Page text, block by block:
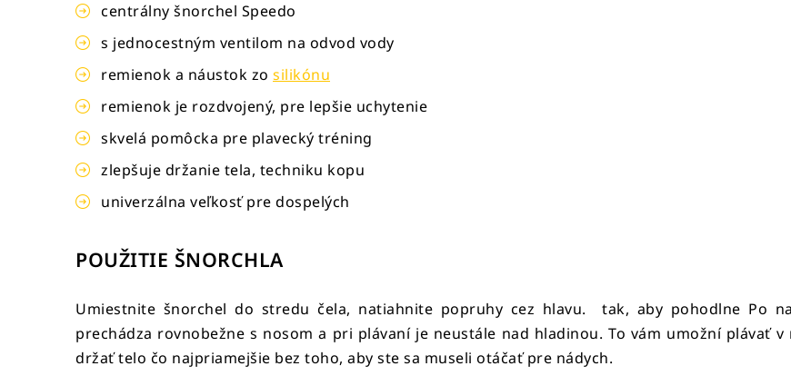
centrálny šnorchel Speedo
s jednocestným ventilom na odvod vody
remienok a náustok zo silikónu
remienok je rozdvojený, pre lepšie uchytenie
skvelá pomôcka pre plavecký tréning
zlepšuje držanie tela, techniku kopu
univerzálna veľkosť pre dospelých
POUŽITIE ŠNORCHLA
Umiestnite šnorchel do stredu čela, natiahnite popruhy cez hlavu. tak, aby pohodlne Po
prechádza rovnobežne s nosom a pri plávaní je neustále nad hladinou. To vám umožní plávať
držať telo čo najpriamejšie bez toho, aby ste sa museli otáčať pre nádych.